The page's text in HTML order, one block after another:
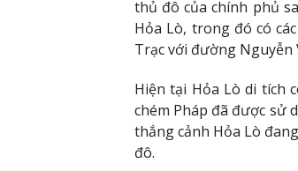
thủ đô của chính phủ
Hỏa Lò, trong đó có
Trạc với đường Nguyễn
Hiện tại Hỏa Lò di tích
chém Pháp đã được sử
thắng cảnh Hỏa Lò
đô.